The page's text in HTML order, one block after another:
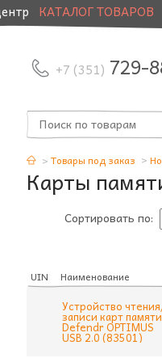
КАТАЛОГ ТОВАРОВ
+7 (351) 729-
Товары под заказ
Карты
Сортировать по:
UIN Наименование
Устройство
записи карт памяти
Defendr OPTIMUS
USB 2.0 (83501)